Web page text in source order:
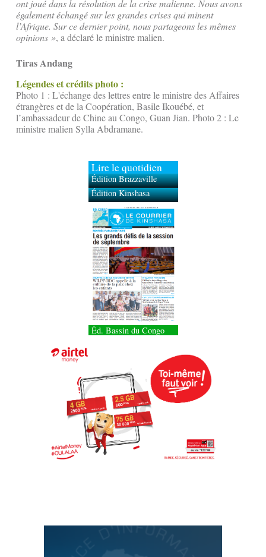
ont joué dans la résolution de la crise malienne. Nous avons
également échangé sur les grandes crises qui minent
l’Afrique. Sur ce dernier point, nous partageons les mêmes
opinions », a déclaré le ministre malien.
Tiras Andang
Légendes et crédits photo :
Photo 1 : L'échange des lettres entre le ministre des Affaires
étrangères et de la Coopération, Basile Ikouébé, et
l’ambassadeur de Chine au Congo, Guan Jian. Photo 2 : Le
ministre malien Sylla Abdramane.
Lire le quotidien
Édition Brazzaville
Édition Kinshasa
Éd. Bassin du Congo